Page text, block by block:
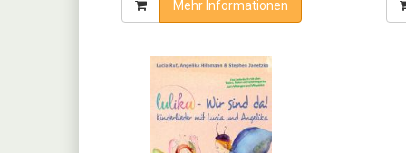
Mehr Informationen